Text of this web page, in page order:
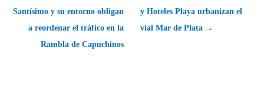
Santísimo y su entorno obligan
a reordenar el tráfico en la
Rambla de Capuchinos
y Hoteles Playa urbanizan el
vial Mar de Plata →